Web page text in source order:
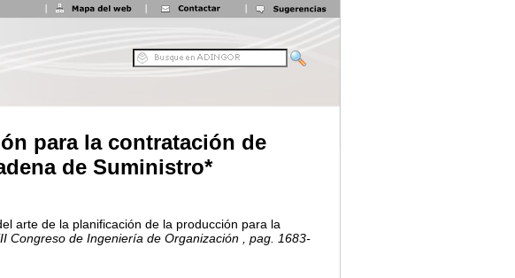
para la contratación de
de Suministro*
arte de la planificación de la producción para la
Congreso de Ingeniería de Organización
, pag. 1683-